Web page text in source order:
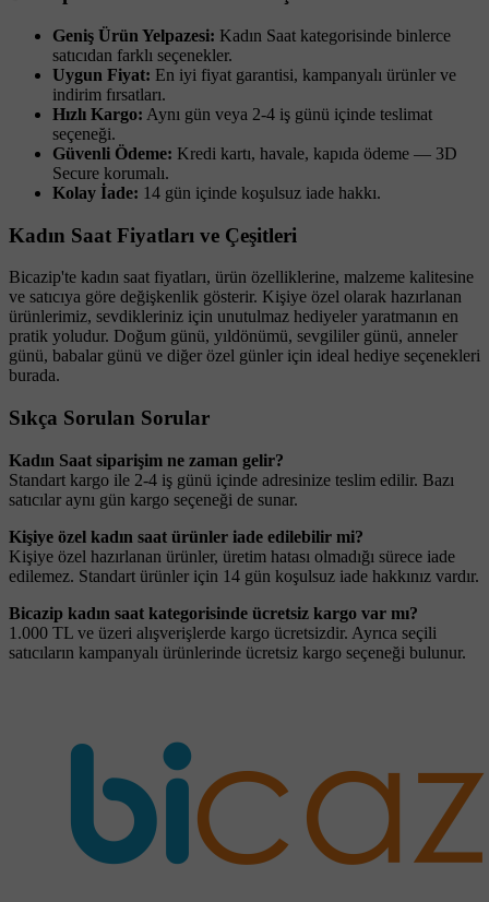
Geniş Ürün Yelpazesi: Kadın Saat kategorisinde binlerce
satıcıdan farklı seçenekler.
Uygun Fiyat: En iyi fiyat garantisi, kampanyalı ürünler ve
indirim fırsatları.
Hızlı Kargo: Aynı gün veya 2-4 iş günü içinde teslimat
seçeneği.
Güvenli Ödeme: Kredi kartı, havale, kapıda ödeme — 3D
Secure korumalı.
Kolay İade: 14 gün içinde koşulsuz iade hakkı.
Kadın Saat Fiyatları ve Çeşitleri
Bicazip'te kadın saat fiyatları, ürün özelliklerine, malzeme kalitesine
ve satıcıya göre değişkenlik gösterir. Kişiye özel olarak hazırlanan
ürünlerimiz, sevdikleriniz için unutulmaz hediyeler yaratmanın en
pratik yoludur. Doğum günü, yıldönümü, sevgililer günü, anneler
günü, babalar günü ve diğer özel günler için ideal hediye seçenekleri
burada.
Sıkça Sorulan Sorular
Kadın Saat siparişim ne zaman gelir?
Standart kargo ile 2-4 iş günü içinde adresinize teslim edilir. Bazı
satıcılar aynı gün kargo seçeneği de sunar.
Kişiye özel kadın saat ürünler iade edilebilir mi?
Kişiye özel hazırlanan ürünler, üretim hatası olmadığı sürece iade
edilemez. Standart ürünler için 14 gün koşulsuz iade hakkınız vardır.
Bicazip kadın saat kategorisinde ücretsiz kargo var mı?
1.000 TL ve üzeri alışverişlerde kargo ücretsizdir. Ayrıca seçili
satıcıların kampanyalı ürünlerinde ücretsiz kargo seçeneği bulunur.